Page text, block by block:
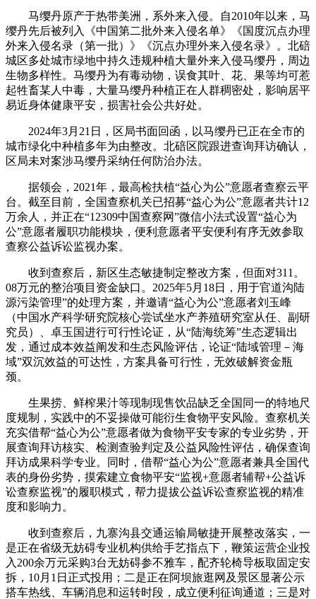
马缨丹原产于热带美洲，系外来入侵。自2010年以来，马
缨丹先后被列入《中国第二批外来入侵名单》《国度沉点办理
外来入侵名录（第一批）》《沉点办理外来入侵名录》。北碚
城区多处城市绿地中持久违规种植大量外来入侵马缨丹，周边
生物多样性。马缨丹为有毒动物，误食其叶、花、果等均可惹
起牲畜某人中毒，大量马缨丹种植正在人群稠密处，影响居平
易近身体健康平安，损害社会公共好处。
2024年3月21日，区局书面回函，以马缨丹已正在全市的
城市绿化中种植多年为由整改。北碚区院跟进查询拜访确认，
区局未对案涉马缨丹采纳任何防治办法。
据领会，2021年，最高检扶植“益心为公”意愿者查察云平
台。截至目前，全国查察机关已招募“益心为公”意愿者共计12
万余人，并正在“12309中国查察网”微信小法式设置“益心为
公”意愿者履职功能模块，便利意愿者平安便利有序无效参取
查察公益诉讼监视办案。
收到查察后，新区生态敏捷制定整改方案，但面对311。
08万元的整治项目资金缺口。2025年5月18日，用于官道沟陆
源污染管理”的处理方案，并邀请“益心为公”意愿者刘玉峰
（中国水产科学研究院核心尝试坐水产养殖研究室从任、副研
究员）、卓玉国进行可行性论证，从“陆海统筹”生态逻辑出
发，通过成本效益阐发和生态风险评估，论证“陆域管理－海
域”双沉效益的可达性，方案具备可行性，无效破解资金瓶
颈。
生果捞、鲜榨果汁等现制现售饮品缺乏全国同一的特地尺
度规制，实践中的不妥操做可能衍生食物平安风险。查察机关
充实借帮“益心为公”意愿者做为食物平安专家的专业劣势，开
展查询拜访核实、检测查验判定及公益风险性评估，确保查询
拜访成果科学专业。同时，借帮“益心为公”意愿者兼具全国代
表的身份劣势，摸索建立食物平安“监视+意愿者辅帮+公益诉
讼查察监视”的履职模式，帮力提拔公益诉讼查察监视的精准
度和影响力。
收到查察后，九寨沟县交通运输局敏捷开展整改落实，一
是正在省级无妨碍专业机构供给手艺指点下，鞭策运营企业投
入200余万元采购3台无妨碍参不雅车，配齐轮椅导板取固定安
拆，10月1日正式投用；二是正在阿坝旅逛网及景区显著公示
搭车热线、车辆消息和运转时段，成立便利征询通道；三是对